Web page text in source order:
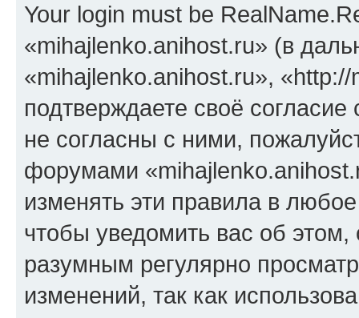
Your login must be
«mihajlenko.anihost.ru» (в
«mihajlenko.anihost.ru»,
подтверждаете своё
не согласны с ними,
форумами
изменять эти правила в
чтобы уведомить вас об
разумным регулярно
изменений, так как